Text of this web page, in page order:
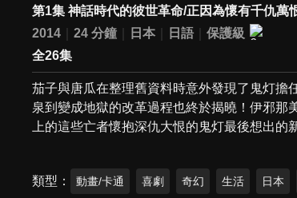
第1集 神話時代的彼世革命/正因為懷有千仇萬
2014
24 分鐘 日本 日語
保護級
全26集
茄子與唐瓜在整理舊資料時意外發現了鬼灯擔
泉到變成地獄的改革過程也終於揭曉！伊邪那
上的這些亡者懷抱深仇大恨的鬼灯最後想出的
類型 動畫/卡通 喜劇 奇幻 生活 日本